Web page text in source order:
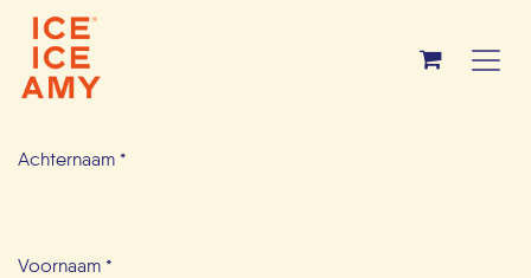
Overslaan naar inhoud
Achternaam *
Voornaam *